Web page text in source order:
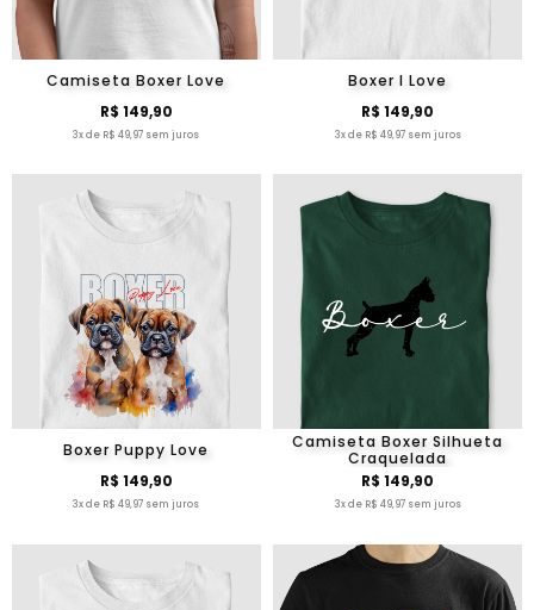
Camiseta Boxer Love
R$ 149,90
3x de R$ 49,97 sem juros
Boxer I Love
R$ 149,90
3x de R$ 49,97 sem juros
Boxer Puppy Love
R$ 149,90
3x de R$ 49,97 sem juros
Camiseta Boxer Silhueta
Craquelada
R$ 149,90
3x de R$ 49,97 sem juros